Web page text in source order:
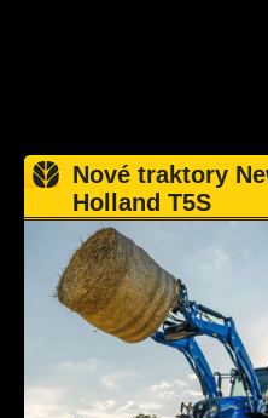
Nové traktory
Holland T5S